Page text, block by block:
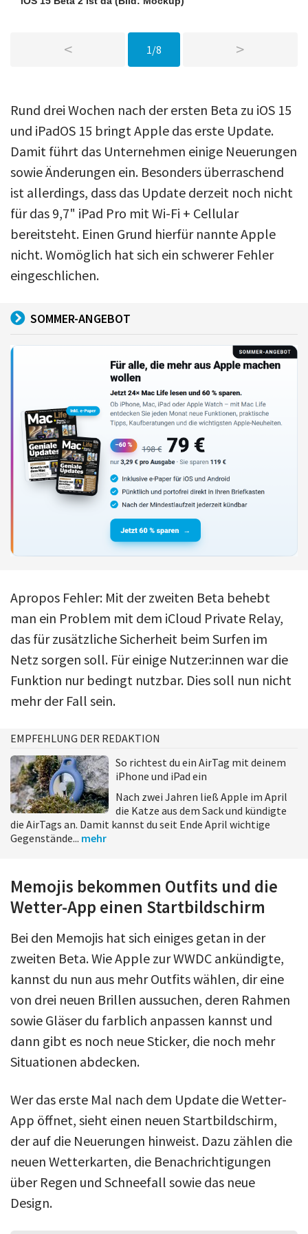
< 1/8 >
Rund drei Wochen nach der ersten Beta zu iOS 15
und iPadOS 15 bringt Apple das erste Update.
Damit führt das Unternehmen einige Neuerungen
sowie Änderungen ein. Besonders überraschend
ist allerdings, dass das Update derzeit noch nicht
für das 9,7" iPad Pro mit Wi-Fi + Cellular
bereitsteht. Einen Grund hierfür nannte Apple
nicht. Womöglich hat sich ein schwerer Fehler
eingeschlichen.
SOMMER-ANGEBOT
Apropos Fehler: Mit der zweiten Beta behebt
man ein Problem mit dem iCloud Private Relay,
das für zusätzliche Sicherheit beim Surfen im
Netz sorgen soll. Für einige Nutzer:innen war die
Funktion nur bedingt nutzbar. Dies soll nun nicht
mehr der Fall sein.
EMPFEHLUNG DER REDAKTION
So richtest du ein AirTag mit deinem
iPhone und iPad ein
Nach zwei Jahren ließ Apple im April
die Katze aus dem Sack und kündigte
die AirTags an. Damit kannst du seit Ende April wichtige
Gegenstände... mehr
Memojis bekommen Outfits und die
Wetter-App einen Startbildschirm
Bei den Memojis hat sich einiges getan in der
zweiten Beta. Wie Apple zur WWDC ankündigte,
kannst du nun aus mehr Outfits wählen, dir eine
von drei neuen Brillen aussuchen, deren Rahmen
sowie Gläser du farblich anpassen kannst und
dann gibt es noch neue Sticker, die noch mehr
Situationen abdecken.
Wer das erste Mal nach dem Update die Wetter-
App öffnet, sieht einen neuen Startbildschirm,
der auf die Neuerungen hinweist. Dazu zählen die
neuen Wetterkarten, die Benachrichtigungen
über Regen und Schneefall sowie das neue
Design.